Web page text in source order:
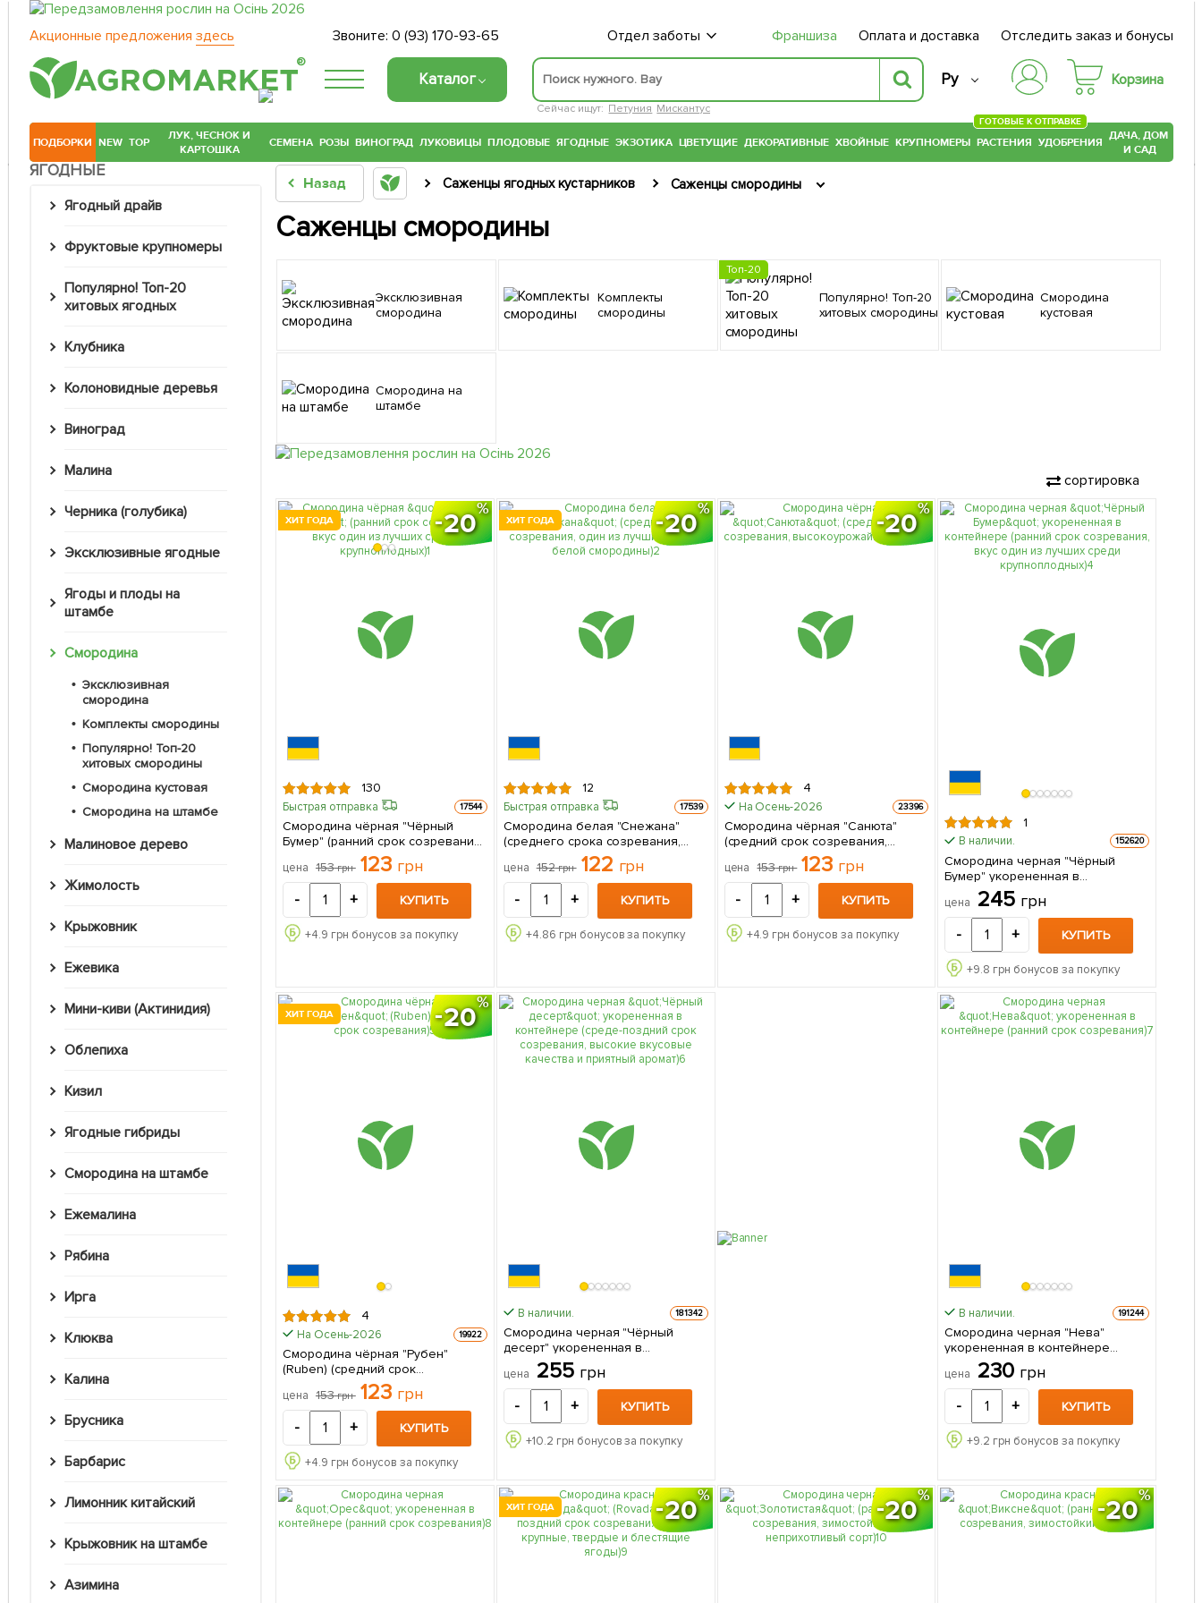
Акционные предложения здесь Звоните:0 (93) 170-93-65 Отдел заботы Франшиза Оплата и доставка Отследить заказ и бонусы
®
Каталог
Сейчас ищут: Петуния Мискантус
Ру Корзина
ПОДБОРКИ NEW TOP
ЛУК, ЧЕСНОК И
КАРТОШКА
СЕМЕНА РОЗЫ ВИНОГРАД ЛУКОВИЦЫ ПЛОДОВЫЕ ЯГОДНЫЕ ЭКЗОТИКА ЦВЕТУЩИЕ ДЕКОРАТИВНЫЕ ХВОЙНЫЕ КРУПНОМЕРЫ РАСТЕНИЯ
ГОТОВЫЕ К ОТПРАВКЕ
УДОБРЕНИЯ ДАЧА, ДОМ
И САД
ЯГОДНЫЕ
Ягодный драйв
Фруктовые крупномеры
Популярно! Топ-20
хитовых ягодных
Клубника
Колоновидные деревья
Виноград
Малина
Черника (голубика)
Эксклюзивные ягодные
Ягоды и плоды на
штамбе
Смородина
Эксклюзивная
смородина
Комплекты смородины
Популярно! Топ-20
хитовых смородины
Смородина кустовая
Смородина на штамбе
Малиновое дерево
Жимолость
Крыжовник
Ежевика
Мини-киви (Актинидия)
Облепиха
Кизил
Ягодные гибриды
Смородина на штамбе
Ежемалина
Рябина
Ирга
Клюква
Калина
Брусника
Барбарис
Лимонник китайский
Крыжовник на штамбе
Азимина
Назад Саженцы ягодных кустарников Саженцы смородины
Саженцы смородины
Эксклюзивная
смородина
Комплекты
смородины
Топ-20
Популярно! Топ-20
хитовых смородины
Смородина
кустовая
Смородина на
штамбе
сортировка
20
ХИТ ГОДА
130
Быстрая отправка 17544
Смородина чёрная "Чёрный
Бумер" (ранний срок созревания,
вкус один из лучших среди
крупноплодных) 1 саженец в
упаковке
цена 153грн 123 грн
- + КУПИТЬ
+4.9 грн бонусов за покупку
20
ХИТ ГОДА
12
Быстрая отправка 17539
Смородина белая "Снежана"
(среднего срока созревания,
один из лучших сортов белой
смородины) 1 саженец в
упаковке
цена 152грн 122 грн
- + КУПИТЬ
+4.86 грн бонусов за покупку
20
4
На Осень-2026 23396
Смородина чёрная "Санюта"
(средний срок созревания,
высокоурожайный сорт) 1
саженец в упаковке
цена 153грн 123 грн
- + КУПИТЬ
+4.9 грн бонусов за покупку
1
В наличии. 152620
Смородина черная "Чёрный
Бумер" укорененная в
контейнере (ранний срок
созревания, вкус один из лучших
среди крупноплодных) 1 саженец
в упаковке
цена 245 грн
- + КУПИТЬ
+9.8 грн бонусов за покупку
20
ХИТ ГОДА
4
На Осень-2026 19922
Смородина чёрная "Рубен"
(Ruben) (средний срок
созревания) 1 саженец в
упаковке
цена 153грн 123 грн
- + КУПИТЬ
+4.9 грн бонусов за покупку
В наличии. 181342
Смородина черная "Чёрный
десерт" укорененная в
контейнере (среде-поздний срок
созревания, высокие вкусовые
качества и приятный аромат) 1
саженец в упаковке
цена 255 грн
- + КУПИТЬ
+10.2 грн бонусов за покупку
В наличии. 191244
Смородина черная "Нева"
укорененная в контейнере
(ранний срок созревания) 1
саженец в упаковке
цена 230 грн
- + КУПИТЬ
+9.2 грн бонусов за покупку
20
ХИТ ГОДА 20 20